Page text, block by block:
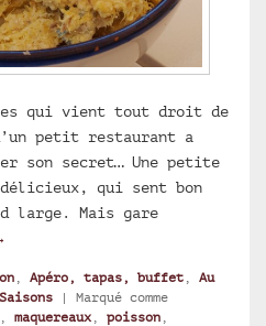
qui vient tout droit de
petit restaurant a
son secret… Une petite
qui sent bon
large. Mais gare
de maquereaux
, Apéro, tapas, buffet , Au
Saisons | Marqué comme
, maquereaux , poisson ,